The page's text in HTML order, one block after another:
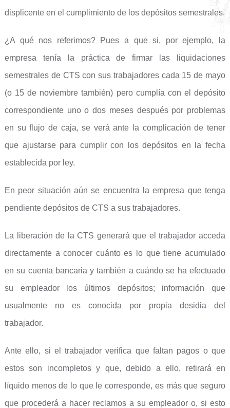
displicente en el cumplimiento de los depósitos semestrales.
¿A qué nos referimos? Pues a que si, por ejemplo, la
empresa tenía la práctica de firmar las liquidaciones
semestrales de CTS con sus trabajadores cada 15 de mayo
(o 15 de noviembre también) pero cumplía con el depósito
correspondiente uno o dos meses después por problemas
en su flujo de caja, se verá ante la complicación de tener
que ajustarse para cumplir con los depósitos en la fecha
establecida por ley.
En peor situación aún se encuentra la empresa que tenga
pendiente depósitos de CTS a sus trabajadores.
La liberación de la CTS generará que el trabajador acceda
directamente a conocer cuánto es lo que tiene acumulado
en su cuenta bancaria y también a cuándo se ha efectuado
su empleador los últimos depósitos; información que
usualmente no es conocida por propia desidia del
trabajador.
Ante ello, si el trabajador verifica que faltan pagos o que
estos son incompletos y que, debido a ello, retirará en
líquido menos de lo que le corresponde, es más que seguro
que procederá a hacer reclamos a su empleador o, si esto